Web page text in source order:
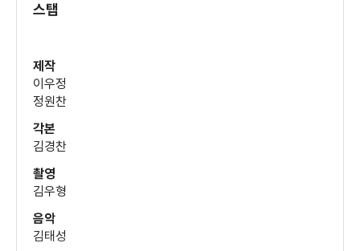
스탭
제작
이우정
정원찬
각본
김경찬
촬영
김우형
음악
김태성